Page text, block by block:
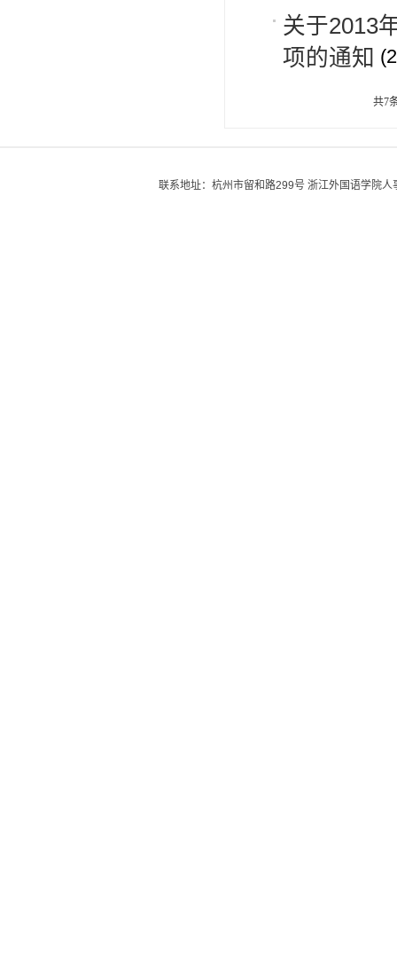
关于2013
项的通知
共7
联系地址：杭州市留和路299号 浙江外国语学院